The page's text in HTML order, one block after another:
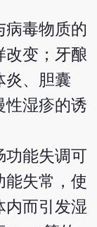
病毒物质的
改变；牙酿
炎、胆囊
性湿疹的诱
功能失调可
能失常，使
内而引发湿